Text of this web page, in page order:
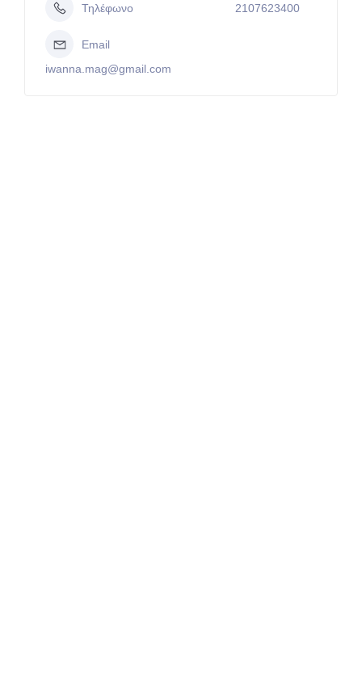
Τηλέφωνο 2107623400
Email
iwanna.mag@gmail.com